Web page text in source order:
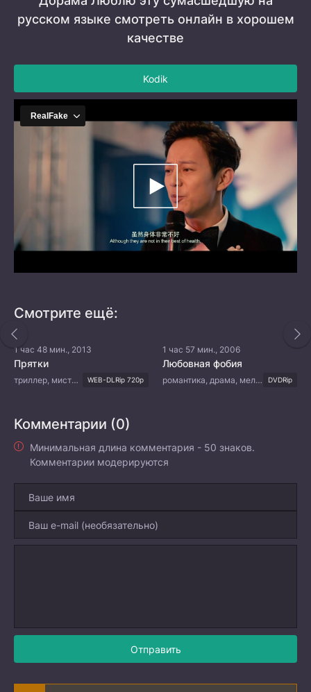
русском языке смотреть онлайн в хорошем
качестве
Kodik
Смотрите ещё:
1 час 48 мин., 2013
Прятки
триллер, мистика, ужасы WEB-DLRip 720p
1 час 57 мин., 2006
Любовная фобия
романтика, драма, мелодрама, сверхъестественное DVDRip
Комментарии (0)
Минимальная длина комментария - 50 знаков.
Комментарии модерируются
Отправить